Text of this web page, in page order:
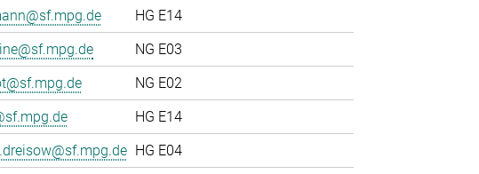
HG E14
NG E03
NG E02
HG E14
HG E04